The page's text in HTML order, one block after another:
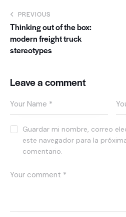
PREVIOUS
Thinking out of the box:
modern freight truck
stereotypes
Leave a comment
Guardar mi nombre, correo
este navegador para la
comentario.